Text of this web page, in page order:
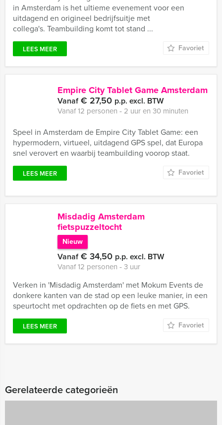
in Amsterdam is het ultieme evenement voor een
uitdagend en origineel bedrijfsuitje met
collega's. Teambuilding komt tot stand ...
LEES MEER Favoriet
Empire City Tablet Game Amsterdam
Vanaf€ 27,50 p.p. excl. BTW
Vanaf 12 personen ‐ 2 uur en 30 minuten
Speel in Amsterdam de Empire City Tablet Game: een
hypermodern, virtueel, uitdagend GPS spel, dat Europa
snel verovert en waarbij teambuilding voorop staat.
LEES MEER Favoriet
Misdadig Amsterdam
fietspuzzeltocht
Nieuw
Vanaf€ 34,50 p.p. excl. BTW
Vanaf 12 personen ‐ 3 uur
Verken in 'Misdadig Amsterdam' met Mokum Events de
donkere kanten van de stad op een leuke manier, in een
speurtocht met opdrachten op de fiets en met GPS.
LEES MEER Favoriet
Gerelateerde categorieën